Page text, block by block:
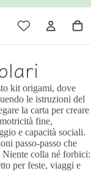
kit origami, dove
le istruzioni del
la carta per creare
fine,
e capacità sociali.
passo‑passo che
Niente colla né forbici:
per feste, viaggi e